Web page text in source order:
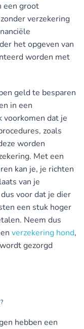
een groot
verzekering
het opgeven van
worden met
geld te besparen
in een
voorkomen dat je
zoals
worden
Met een
kan je, je richten
van je
voor dat je dier
een stuk hoger
Neem dus
verzekering hond,
gezorgd
hebben een